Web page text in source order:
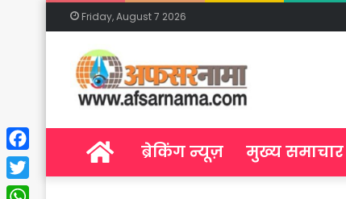
Friday, August 7 2026
Homeब्रेकिंग न्यूज़ मुख्य समाचार
Facebook
Twitter